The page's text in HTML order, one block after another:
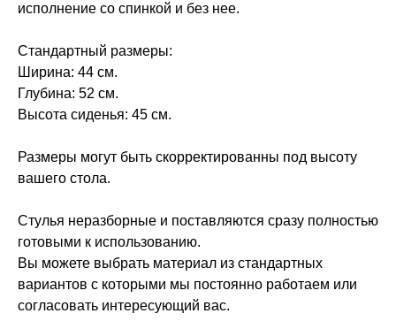
исполнение со спинкой и без нее.
Стандартный размеры:
Ширина: 44 см.
Глубина: 52 см.
Высота сиденья: 45 см.
Размеры могут быть скорректированны под высоту
вашего стола.
Стулья неразборные и поставляются сразу полностью
готовыми к использованию.
Вы можете выбрать материал из стандартных
вариантов с которыми мы постоянно работаем или
согласовать интересующий вас.